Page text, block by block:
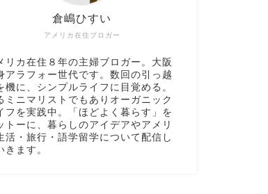
アメリカ在住ブロガー
倉嶋ひすい
リカ在住８年の主婦ブロガー。大阪
アラフォー世代です。数回の引っ越
機に、シンプルライフに目覚める。
ミニマリストでもありオーガニック
フを実践中。「ほどよく暮らす」を
トーに、暮らしのアイデアやアメリ
活・旅行・語学留学について配信し
きます。